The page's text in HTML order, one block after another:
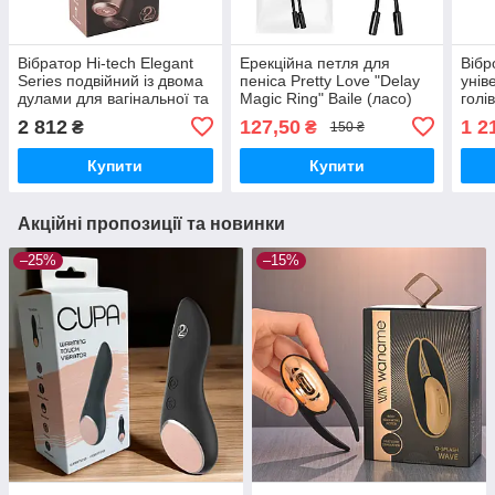
Вібратор Hi-tech Elegant
Series подвійний із двома
дулами для вагінальної та
2 812 ₴
Купити
Ерекційна петля для
пеніса Pretty Love "Delay
Magic Ring" Baile (ласо)
127,50₴ 150 ₴
Купити
1
Акційні пропозиції та новинки
–25% –15%